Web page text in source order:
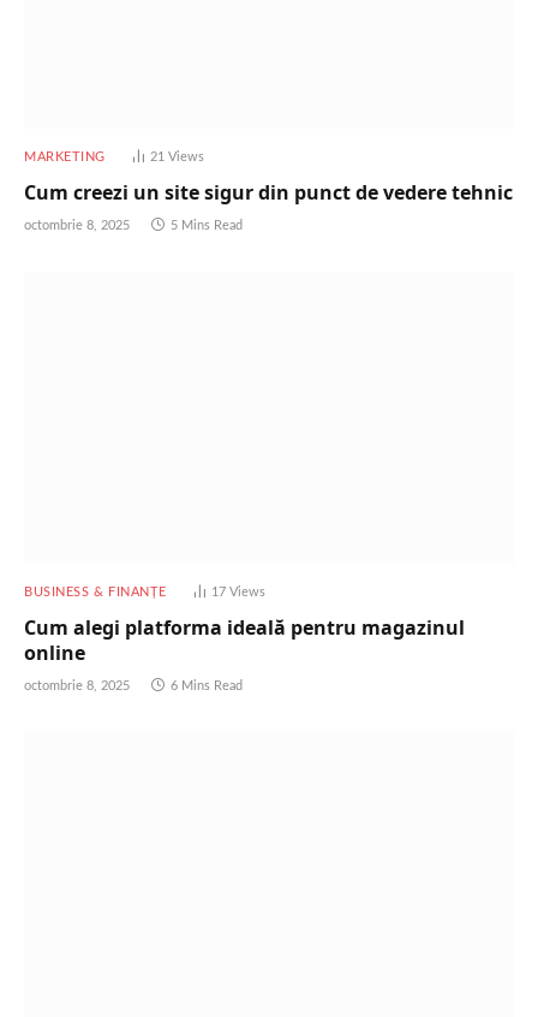
MARKETING 21 Views
Cum creezi un site sigur din punct de vedere tehnic
octombrie 8, 2025 5 Mins Read
BUSINESS & FINANȚE 17 Views
Cum alegi platforma ideală pentru magazinul
online
octombrie 8, 2025 6 Mins Read